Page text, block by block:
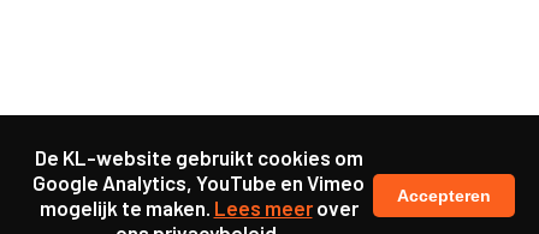
De KL-website gebruikt cookies om
Google Analytics, YouTube en Vimeo
mogelijk te maken. Lees meerover
Accepteren